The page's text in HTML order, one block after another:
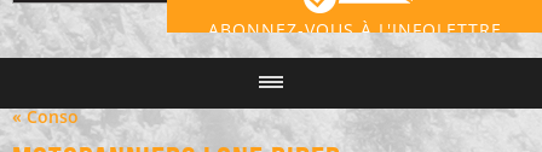
ABONNEZ-VOUS À L'INFOLETTRE
« Conso